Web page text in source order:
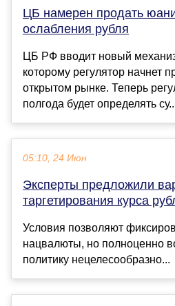
ЦБ намерен продать
ослабления рубля
ЦБ РФ вводит новый
которому регулятор начнет
открытом рынке. Теперь
полгода будет определять
05:10, 24 Июн
Эксперты предложили
таргетирования курса
Условия позволяют
нацвалюты, но полноценно
политику нецелесообразно...